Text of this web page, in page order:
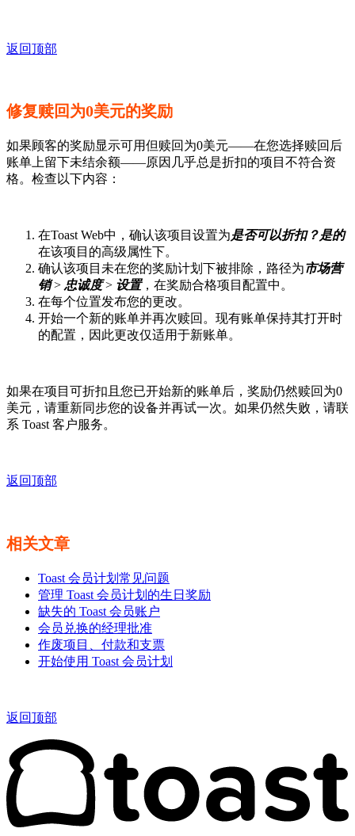
返回顶部
修复赎回为0美元的奖励
如果顾客的奖励显示可用但赎回为0美元——在您选择赎回后
账单上留下未结余额——原因几乎总是折扣的项目不符合资
格。检查以下内容：
在Toast Web中，确认该项目设置为是否可以折扣？是的
在该项目的高级属性下。
确认该项目未在您的奖励计划下被排除，路径为市场营
销> 忠诚度> 设置，在奖励合格项目配置中。
在每个位置发布您的更改。
开始一个新的账单并再次赎回。现有账单保持其打开时
的配置，因此更改仅适用于新账单。
如果在项目可折扣且您已开始新的账单后，奖励仍然赎回为0
美元，请重新同步您的设备并再试一次。如果仍然失败，请联
系 Toast 客户服务。
返回顶部
相关文章
Toast 会员计划常见问题
管理 Toast 会员计划的生日奖励
缺失的 Toast 会员账户
会员兑换的经理批准
作废项目、付款和支票
开始使用 Toast 会员计划
返回顶部